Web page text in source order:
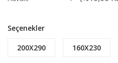
Seçenekler
200X290 160X230